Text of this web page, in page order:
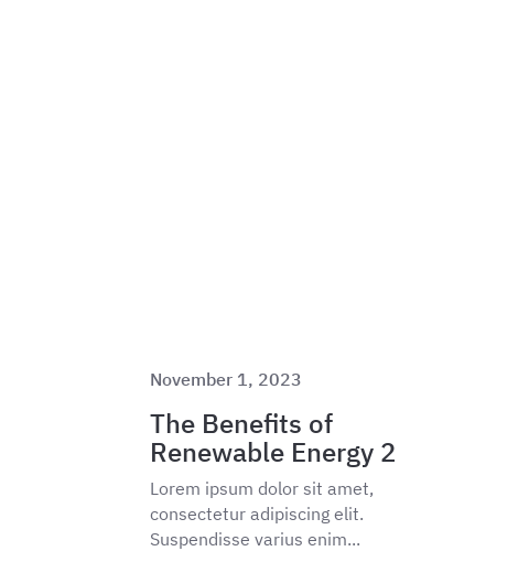
November 1, 2023
The Benefits of
Renewable Energy 2
Lorem ipsum dolor sit amet,
consectetur adipiscing elit.
Suspendisse varius enim...